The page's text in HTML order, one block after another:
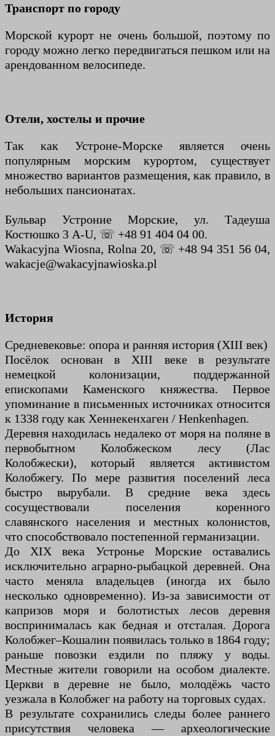
Транспорт по городу
Морской курорт не очень большой, поэтому по
городу можно легко передвигаться пешком или на
арендованном велосипеде.
Отели, хостелы и прочие
Так как Устроне-Морске является очень
популярным морским курортом, существует
множество вариантов размещения, как правило, в
небольших пансионатах.
Бульвар Устроние Морские, ул. Тадеуша
Костюшко 3 A-U, ☏ +48 91 404 04 00.
Wakacyjna Wiosna, Rolna 20, ☏ +48 94 351 56 04,
wakacje@wakacyjnawioska.pl
История
Средневековье: опора и ранняя история (XIII век)
Посёлок основан в XIII веке в результате
немецкой колонизации, поддержанной
епископами Каменского княжества. Первое
упоминание в письменных источниках относится
к 1338 году как Хеннекенхаген / Henkenhagen.
Деревня находилась недалеко от моря на поляне в
первобытном Колобжеском лесу (Лас
Колобжески), который является активистом
Колобжегу. По мере развития поселений леса
быстро вырубали. В средние века здесь
сосуществовали поселения коренного
славянского населения и местных колонистов,
что способствовало постепенной германизации.
До XIX века Устронье Морские оставались
исключительно аграрно-рыбацкой деревней. Она
часто меняла владельцев (иногда их было
несколько одновременно). Из-за зависимости от
капризов моря и болотистых лесов деревня
воспринималась как бедная и отсталая. Дорога
Колобжег–Кошалин появилась только в 1864 году;
раньше повозки ездили по пляжу у воды.
Местные жители говорили на особом диалекте.
Церкви в деревне не было, молодёжь часто
уезжала в Колобжег на работу на торговых судах.
В результате сохранились следы более раннего
присутствия человека — археологические